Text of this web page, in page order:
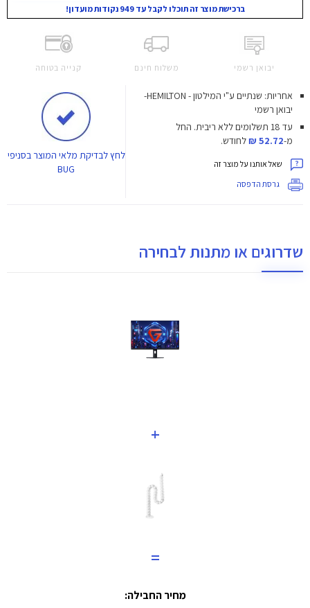
ברכישת מוצר זה תוכלו לקבל עד 949 נקודות מועדון!
יבואן רשמי משלוח חינם קנייה בטוחה
אחריות: שנתיים ע"י המילטון - HEMILTON-
יבואן רשמי
עד 18 תשלומים ללא ריבית.
החל
מ-52.72 ₪ לחודש.
שאל אותנו על מוצר זה
גרסת הדפסה
לחץלבדיקת מלאי המוצר בסניפי
BUG
שדרוגים או מתנות לבחירה
+
=
מחיר החבילה: